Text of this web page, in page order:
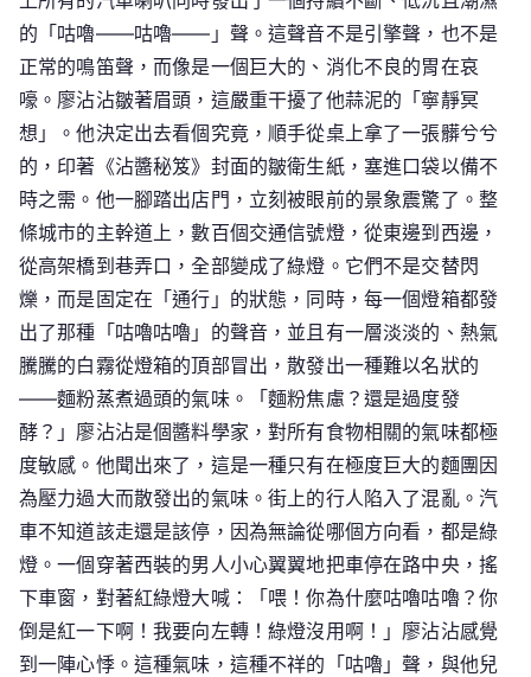
的「咕嚕——咕嚕——」聲。這聲音不是引擎聲，也不是
正常的鳴笛聲，而像是一個巨大的、消化不良的胃在哀
嚎。廖沾沾皺著眉頭，這嚴重干擾了他蒜泥的「寧靜冥
想」。他決定出去看個究竟，順手從桌上拿了一張髒兮兮
的，印著《沾醬秘笈》封面的皺衛生紙，塞進口袋以備不
時之需。他一腳踏出店門，立刻被眼前的景象震驚了。整
條城市的主幹道上，數百個交通信號燈，從東邊到西邊，
從高架橋到巷弄口，全部變成了綠燈。它們不是交替閃
爍，而是固定在「通行」的狀態，同時，每一個燈箱都發
出了那種「咕嚕咕嚕」的聲音，並且有一層淡淡的、熱氣
騰騰的白霧從燈箱的頂部冒出，散發出一種難以名狀的
——麵粉蒸煮過頭的氣味。「麵粉焦慮？還是過度發
酵？」廖沾沾是個醬料學家，對所有食物相關的氣味都極
度敏感。他聞出來了，這是一種只有在極度巨大的麵團因
為壓力過大而散發出的氣味。街上的行人陷入了混亂。汽
車不知道該走還是該停，因為無論從哪個方向看，都是綠
燈。一個穿著西裝的男人小心翼翼地把車停在路中央，搖
下車窗，對著紅綠燈大喊：「喂！你為什麼咕嚕咕嚕？你
倒是紅一下啊！我要向左轉！綠燈沒用啊！」廖沾沾感覺
到一陣心悸。這種氣味，這種不祥的「咕嚕」聲，與他兒